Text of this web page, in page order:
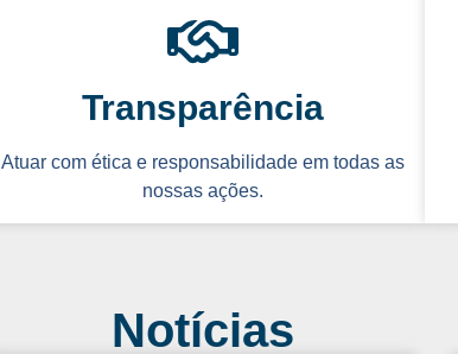
Transparência
Atuar com ética e responsabilidade em todas as
nossas ações.
Notícias